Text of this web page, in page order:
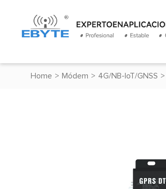
Home > Módem > 4G/NB-IoT/GNSS >